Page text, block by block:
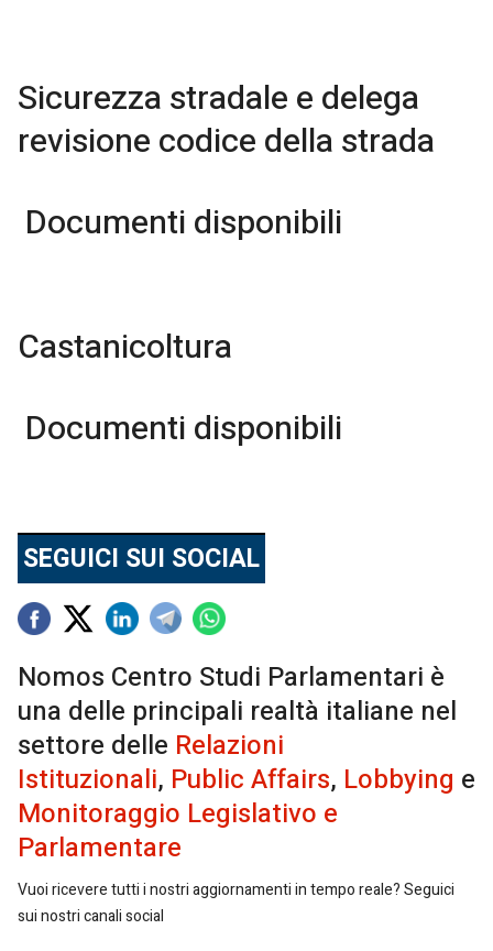
Sicurezza stradale e delega
revisione codice della strada
Documenti disponibili
Castanicoltura
Documenti disponibili
SEGUICI SUI SOCIAL
Nomos Centro Studi Parlamentari è
una delle principali realtà italiane nel
settore delle Relazioni
Istituzionali, Public Affairs, Lobbying e
Monitoraggio Legislativo e
Parlamentare
Vuoi ricevere tutti i nostri aggiornamenti in tempo reale? Seguici
sui nostri canali social